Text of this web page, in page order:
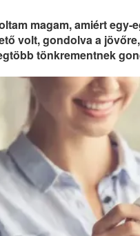
magam, amiért
volt, gondolva a
tönkrementnek